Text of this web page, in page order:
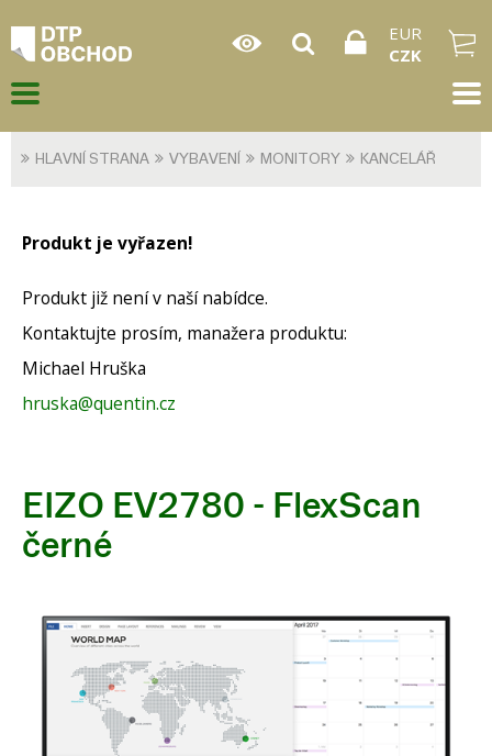
EUR
CZK
HLAVNÍ STRANA VYBAVENÍ MONITORY KANCELÁŘ
Produkt je vyřazen!
Produkt již není v naší nabídce.
Kontaktujte prosím, manažera produktu:
Michael Hruška
hruska@quentin.cz
EIZO EV2780 - FlexScan
černé